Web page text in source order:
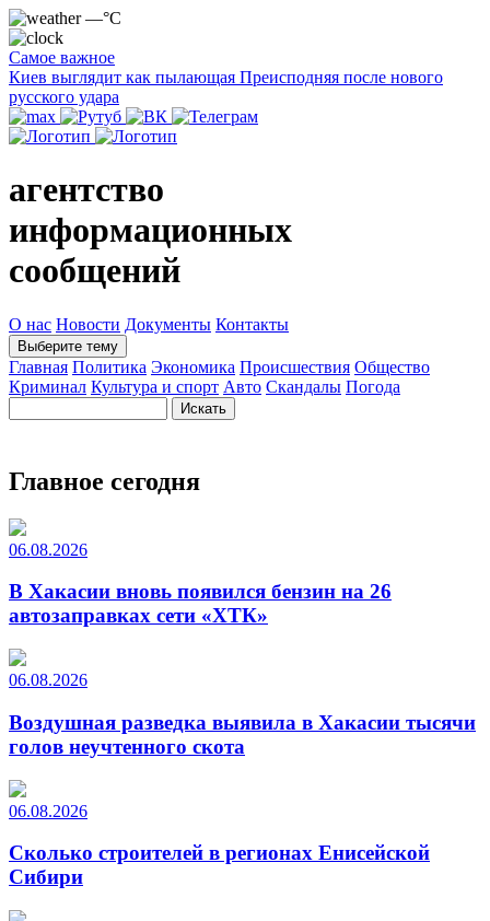
—°C
Самое важное
Киев выглядит как пылающая Преисподняя после нового
русского удара
агентство
информационных
сообщений
О нас Новости Документы Контакты
Выберите тему
Главная Политика Экономика Происшествия Общество
Криминал Культура и спорт Авто Скандалы Погода
Главное сегодня
06.08.2026
В Хакасии вновь появился бензин на 26
автозаправках сети «ХТК»
06.08.2026
Воздушная разведка выявила в Хакасии тысячи
голов неучтенного скота
06.08.2026
Сколько строителей в регионах Енисейской
Сибири